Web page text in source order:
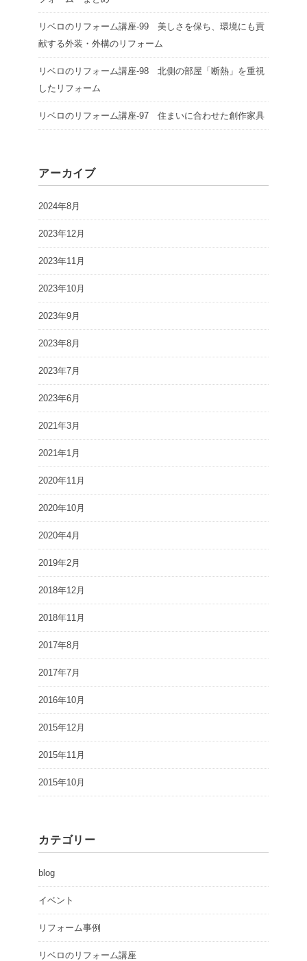
リベロのリフォーム講座-99 美しさを保ち、環境にも貢
献する外装・外構のリフォーム
リベロのリフォーム講座-98 北側の部屋「断熱」を重視
したリフォーム
リベロのリフォーム講座-97 住まいに合わせた創作家具
アーカイブ
2024年8月
2023年12月
2023年11月
2023年10月
2023年9月
2023年8月
2023年7月
2023年6月
2021年3月
2021年1月
2020年11月
2020年10月
2020年4月
2019年2月
2018年12月
2018年11月
2017年8月
2017年7月
2016年10月
2015年12月
2015年11月
2015年10月
カテゴリー
blog
イベント
リフォーム事例
リベロのリフォーム講座